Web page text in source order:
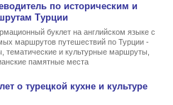
по историческим и
Турции
буклет на английском языке с
маршрутов путешествий по Турции -
тематические и культурные маршруты,
памятные места
о турецкой кухнеи культуре